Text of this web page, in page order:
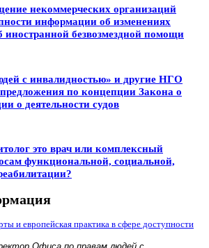
некоммерческих организаций
информации об изменениях
иностранной безвозмездной помощи
с инвалидностью» и другие НГО
по концепции Закона о
о деятельности судов
это врач или комплексный
функциональной, социальной,
и европейская практика в сфере доступности